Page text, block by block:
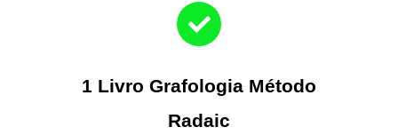
1 Livro Grafologia Método
Radaic